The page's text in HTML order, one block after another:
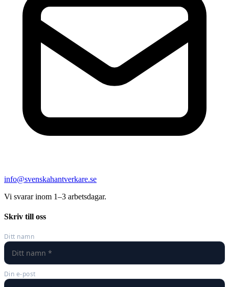
info@svenskahantverkare.se
Vi svarar inom 1–3 arbetsdagar.
Skriv till oss
Ditt namn
Din e-post